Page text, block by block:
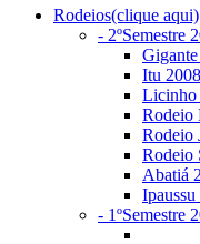
Rodeios(clique aqui)
- 2ºSemestre
Itu 2008
Licinho
Rodeio
Rodeio
Rodeio
Abatiá
- 1ºSemestre